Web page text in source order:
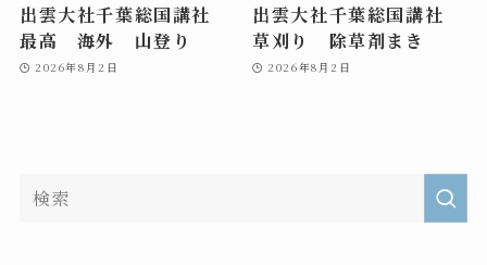
出雲大社千葉総国講社
最高 海外 山登り
2026年8月2日
出雲大社千葉総国講社
草刈り 除草剤まき
2026年8月2日